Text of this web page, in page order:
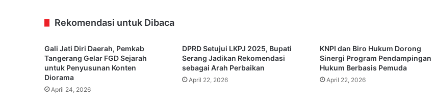
Rekomendasi untuk Dibaca
Gali Jati Diri Daerah, Pemkab
Tangerang Gelar FGD Sejarah
untuk Penyusunan Konten
Diorama
April 24, 2026
DPRD Setujui LKPJ 2025, Bupati
Serang Jadikan Rekomendasi
sebagai Arah Perbaikan
April 22, 2026
KNPI dan Biro Hukum Dorong
Sinergi Program Pendampingan
Hukum Berbasis Pemuda
April 22, 2026